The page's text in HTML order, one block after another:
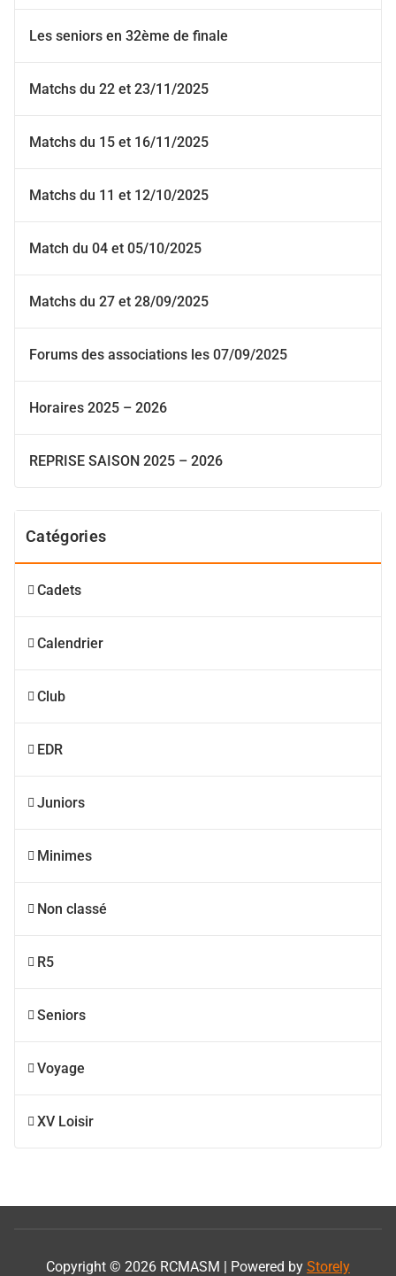
Les seniors en 32ème de finale
Matchs du 22 et 23/11/2025
Matchs du 15 et 16/11/2025
Matchs du 11 et 12/10/2025
Match du 04 et 05/10/2025
Matchs du 27 et 28/09/2025
Forums des associations les 07/09/2025
Horaires 2025 – 2026
REPRISE SAISON 2025 – 2026
Catégories
Cadets
Calendrier
Club
EDR
Juniors
Minimes
Non classé
R5
Seniors
Voyage
XV Loisir
Copyright © 2026 RCMASM | Powered by Storely